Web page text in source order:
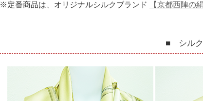
※定番商品は、オリジナルシルクブランド 【京都西陣の
■ シル